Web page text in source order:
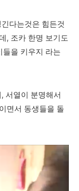
다는것은 힘든것
, 조카 한명 보기도
들을 키우지 라는
서열이 분명해서
면서 동생들을 돌